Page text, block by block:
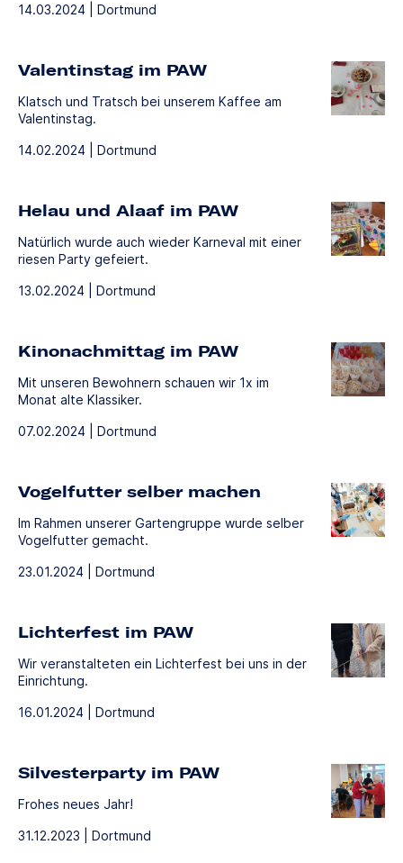
14.03.2024 | Dortmund
Valentinstag im PAW
Klatsch und Tratsch bei unserem Kaffee am
Valentinstag.
14.02.2024 | Dortmund
Helau und Alaaf im PAW
Natürlich wurde auch wieder Karneval mit einer
riesen Party gefeiert.
13.02.2024 | Dortmund
Kinonachmittag im PAW
Mit unseren Bewohnern schauen wir 1x im
Monat alte Klassiker.
07.02.2024 | Dortmund
Vogelfutter selber machen
Im Rahmen unserer Gartengruppe wurde selber
Vogelfutter gemacht.
23.01.2024 | Dortmund
Lichterfest im PAW
Wir veranstalteten ein Lichterfest bei uns in der
Einrichtung.
16.01.2024 | Dortmund
Silvesterparty im PAW
Frohes neues Jahr!
31.12.2023 | Dortmund